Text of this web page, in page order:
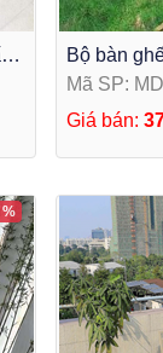
Bộ bàn
ngoài trời
Mã SP:
Giá bán: